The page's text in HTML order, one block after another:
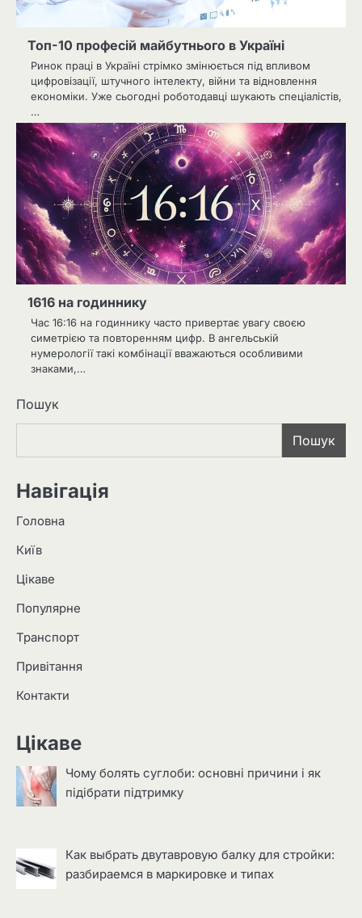
Топ-10 професій майбутнього в Україні
Ринок праці в Україні стрімко змінюється під впливом
цифровізації, штучного інтелекту, війни та відновлення
економіки. Уже сьогодні роботодавці шукають спеціалістів,
…
1616 на годиннику
Час 16:16 на годиннику часто привертає увагу своєю
симетрією та повторенням цифр. В ангельській
нумерології такі комбінації вважаються особливими
знаками,…
Пошук
Пошук
Навігація
Головна
Київ
Цікаве
Популярне
Транспорт
Привітання
Контакти
Цікаве
Чому болять суглоби: основні причини і як
підібрати підтримку
Как выбрать двутавровую балку для стройки:
разбираемся в маркировке и типах